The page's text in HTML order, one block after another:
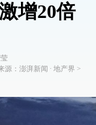
增20倍
源： 澎湃新闻 ∙ 地产界 >